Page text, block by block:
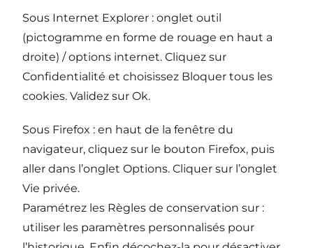
Sous Internet Explorer : onglet outil
(pictogramme en forme de rouage en haut a
droite) / options internet. Cliquez sur
Confidentialité et choisissez Bloquer tous les
cookies. Validez sur Ok.
Sous Firefox : en haut de la fenêtre du
navigateur, cliquez sur le bouton Firefox, puis
aller dans l’onglet Options. Cliquer sur l’onglet
Vie privée.
Paramétrez les Règles de conservation sur :
utiliser les paramètres personnalisés pour